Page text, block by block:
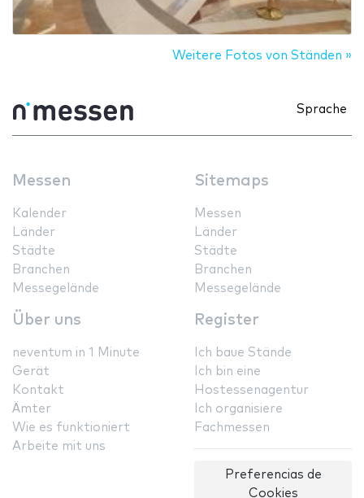
Weitere Fotos von Ständen »
Sprache
Messen
Kalender
Länder
Städte
Branchen
Messegelände
Sitemaps
Messen
Länder
Städte
Branchen
Messegelände
Über uns
neventum in 1 Minute
Gerät
Kontakt
Ämter
Wie es funktioniert
Arbeite mit uns
Register
Ich baue Stände
Ich bin eine
Hostessenagentur
Ich organisiere
Fachmessen
Preferencias de
Cookies